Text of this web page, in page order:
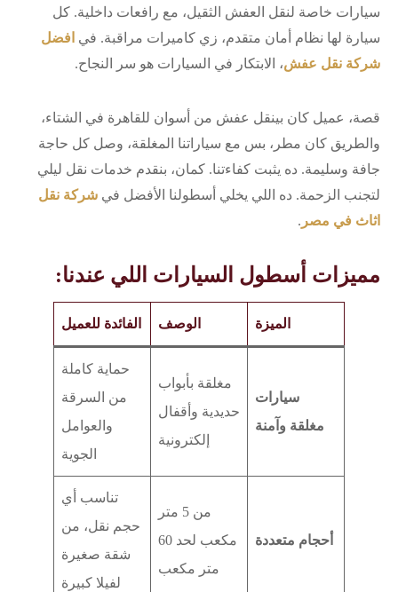
سيارات خاصة لنقل العفش الثقيل، مع رافعات داخلية. كل
سيارة لها نظام أمان متقدم، زي كاميرات مراقبة. في افضل
شركة نقل عفش، الابتكار في السيارات هو سر النجاح.
قصة، عميل كان بينقل عفش من أسوان للقاهرة في الشتاء،
والطريق كان مطر، بس مع سياراتنا المغلقة، وصل كل حاجة
جافة وسليمة. ده يثبت كفاءتنا. كمان، بنقدم خدمات نقل ليلي
لتجنب الزحمة. ده اللي يخلي أسطولنا الأفضل في شركة نقل
اثاث في مصر .
مميزات أسطول السيارات اللي عندنا:
الميزة الوصف الفائدة للعميل
سيارات
مغلقة وآمنة
مغلقة بأبواب
حديدية وأقفال
إلكترونية
حماية كاملة
من السرقة
والعوامل
الجوية
أحجام متعددة
من 5 متر
مكعب لحد 60
متر مكعب
تناسب أي
حجم نقل، من
شقة صغيرة
لفيلا كبيرة